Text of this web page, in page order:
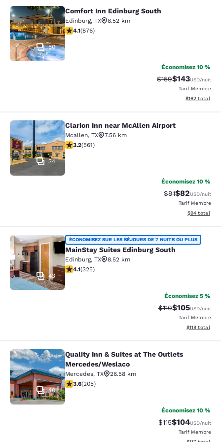
Comfort Inn Edinburg South
50
Comfort Inn Edinburg South
Edinburg, TX
8.52 km
4.12 étoiles. Très Bien. 876 commentaires
4.1(876)
Économisez 10 %
Tarif barré :
$159Tarif réduit :
$143USD/nuit
Tarif Membre
Afficher les
$162 total
Clarion Inn near McAllen Airport
34
Clarion Inn near McAllen Airport
Mcallen, TX
7.56 km
3.22 étoiles. Bien. 561 commentaires
3.2(561)
Économisez 10 %
Tarif barré :
$91Tarif réduit :
$82USD/nuit
Tarif Membre
Afficher les
$94 total
MainStay Suites Edinburg South
43
ÉCONOMISEZ SUR LES SÉJOURS DE 7 NUITS OU PLUS
MainStay Suites Edinburg South
Edinburg, TX
8.52 km
4.1 étoiles. Très Bien. 325 commentaires
4.1(325)
Économisez 5 %
Tarif barré :
$110Tarif réduit :
$105USD/nuit
Tarif Membre
Afficher les
$118 total
Quality Inn & Suites at The Outlets
40
Quality Inn & Suites at The Outlets
Mercedes/Weslaco
Mercedes, TX
26.58 km
3.56 étoiles. Bien. 205 commentaires
3.6(205)
Économisez 10 %
Tarif barré :
$115Tarif réduit :
$104USD/nuit
Tarif Membre